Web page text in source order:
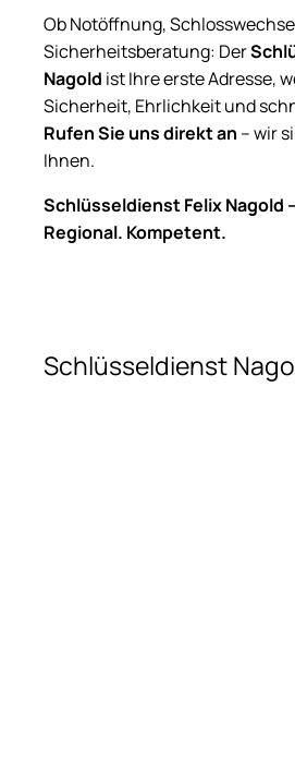
Ob Notöffnung,
Sicherheitsberatung: Der
Nagold ist Ihre erste Adresse,
Sicherheit, Ehrlichkeit und
Rufen Sie uns direkt an – wir
Ihnen.
Schlüsseldienst Felix Nagold
Regional. Kompetent.
Schlüsseldienst